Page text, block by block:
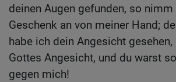
deinen Augen gefunden, so
Geschenk an von meiner Hand;
habe ich dein Angesicht
Gottes Angesicht, und du warst
gegen mich!